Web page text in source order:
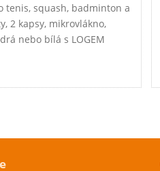
tenis, squash, badminton a
2 kapsy, mikrovlákno,
nebo bílá s LOGEM